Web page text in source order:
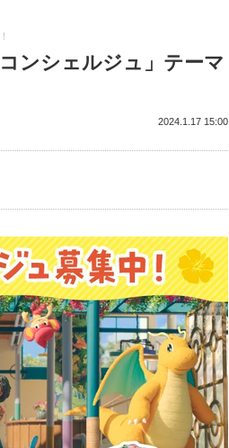
ンシェルジュ」テーマ
2024.1.17 15:00